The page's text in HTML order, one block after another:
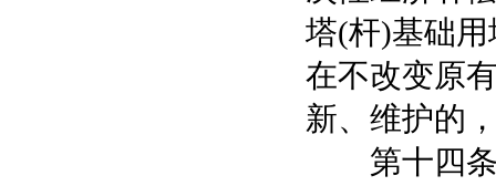
塔(杆)基础
在不改变原
新、维护的
第十四条